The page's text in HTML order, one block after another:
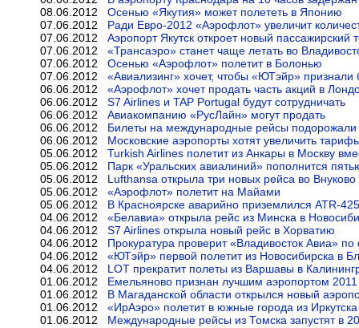
08.06.2012 Осенью «Якутия» может полететь в Японию
07.06.2012 Ради Евро-2012 «Аэрофлот» увеличит
07.06.2012 Аэропорт Якутск откроет новый
07.06.2012 «Трансаэро» станет чаще летать во
07.06.2012 Осенью «Аэрофлот» полетит в Болонью
07.06.2012 «Авиализинг» хочет, чтобы «ЮТэйр» признали
06.06.2012 «Аэрофлот» хочет продать часть акций в
06.06.2012 S7 Airlines и TAP Portugal будут сотрудничать
06.06.2012 Авиакомпанию «РусЛайн» могут продать
06.06.2012 Билеты на международные рейсы подорожали
06.06.2012 Московские аэропорты хотят увеличить
05.06.2012 Turkish Airlines полетит из Анкары в Москву
05.06.2012 Парк «Уральских авиалиний» пополнится
05.06.2012 Lufthansa открыла три новых рейса во Внуково
05.06.2012 «Аэрофлот» полетит на Майами
05.06.2012 В Красноярске аварийно приземлился ATR-
04.06.2012 «Белавиа» открыла рейс из Минска в
04.06.2012 S7 Airlines открыла новый рейс в Хорватию
04.06.2012 Прокуратура проверит «Владивосток Авиа»
04.06.2012 «ЮТэйр» первой полетит из Новосибирска в
04.06.2012 LOT прекратит полеты из Варшавы в
01.06.2012 Емельяново признан лучшим аэропортом 2011
01.06.2012 В Магаданской области открылся новый
01.06.2012 «ИрАэро» полетит в южные города из
01.06.2012 Международные рейсы из Томска запустят в